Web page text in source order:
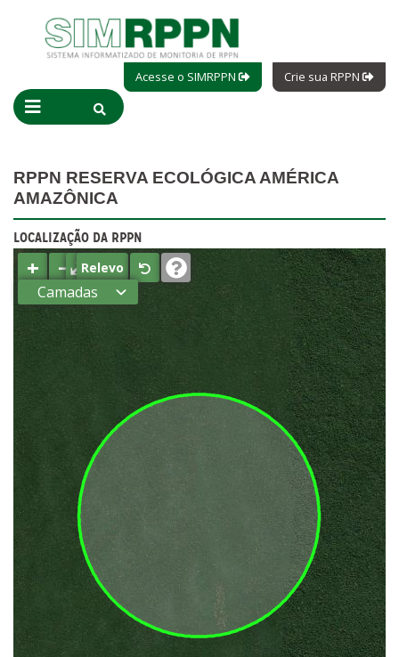
Acesse o SIMRPPN Crie sua RPPN
RPPN RESERVA ECOLÓGICA AMÉRICA
AMAZÔNICA
LOCALIZAÇÃO DA RPPN
+ −⤢Relevo
Camadas
Estados
Municípios
indígenas
(FUNAI)
UC Federal
UC Estaduais
Municipais
Hidrografia
1:1.000.000
(IBGE)